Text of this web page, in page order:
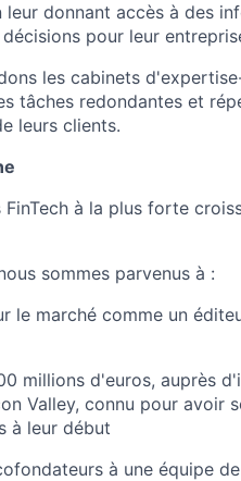
donnant accès à des
pour leur
les cabinets
tâches redondantes et
leurs clients.
FinTech à la plus forte
sommes parvenus à :
le marché comme un
millions d'euros, auprès
Valley, connu pour avoir
à leur début
à une équipe